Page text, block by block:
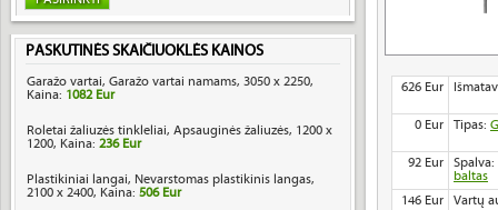
PASKUTINĖS SKAIČIUOKLĖS KAINOS
Garažo vartai, Garažo vartai namams, 3050 x 2250,
Kaina: 1082 Eur
Roletai žaliuzės tinkleliai, Apsauginės žaliuzės, 1200 x
1200, Kaina: 236 Eur
Plastikiniai langai, Nevarstomas plastikinis langas,
2100 x 2400, Kaina: 506 Eur
626 Eur
0 Eur Tipas:
92 Eur Spalva:
baltas
146 Eur Vartų